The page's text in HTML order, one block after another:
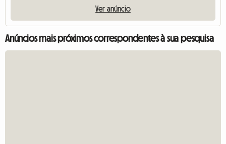
Ver anúncio
Anúncios mais próximos correspondentes à sua pesquisa